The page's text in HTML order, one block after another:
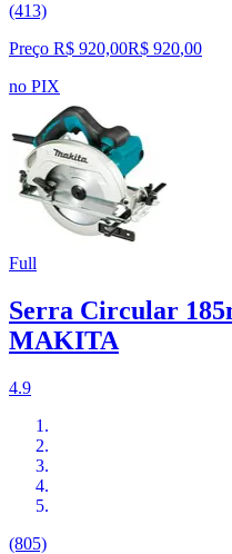
(413)
Preço R$ 920,00R$ 920,00
no PIX
Full
Serra Circular
MAKITA
4.9
(805)